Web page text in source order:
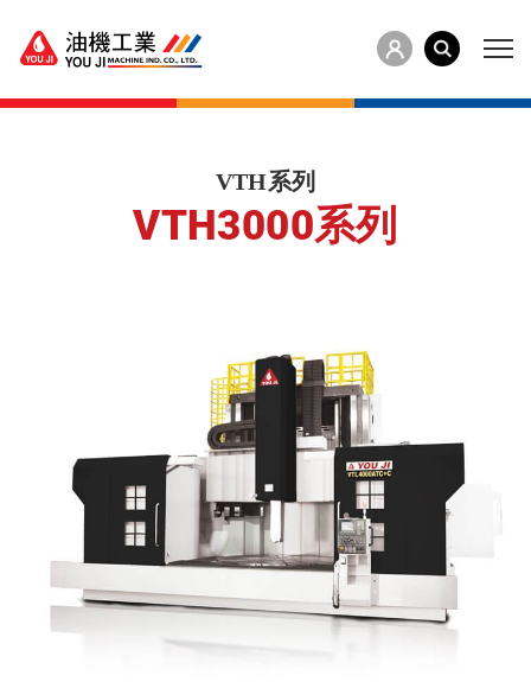
VTH系列
VTH3000系列